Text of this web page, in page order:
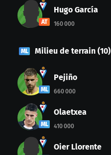
AT
Hugo García
160 000
ML Milieu de terrain (10)
ML
Pejiño
660 000
ML
Olaetxea
410 000
Oier Llorente